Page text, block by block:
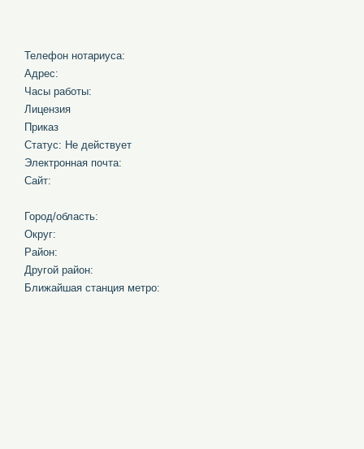
Телефон нотариуса:
Адрес:
Часы работы:
Лицензия
Приказ
Статус: Не действует
Электронная почта:
Сайт:
Город/область:
Округ:
Район:
Другой район:
Ближайшая станция метро: